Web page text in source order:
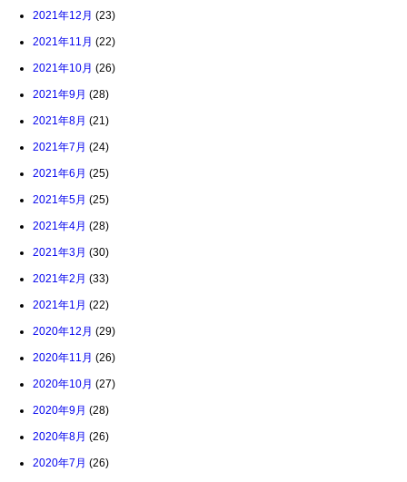
2021年12月 (23)
2021年11月 (22)
2021年10月 (26)
2021年9月 (28)
2021年8月 (21)
2021年7月 (24)
2021年6月 (25)
2021年5月 (25)
2021年4月 (28)
2021年3月 (30)
2021年2月 (33)
2021年1月 (22)
2020年12月 (29)
2020年11月 (26)
2020年10月 (27)
2020年9月 (28)
2020年8月 (26)
2020年7月 (26)